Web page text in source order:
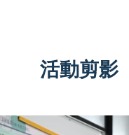
活動剪影